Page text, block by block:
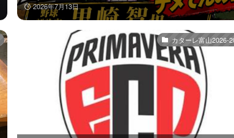
2026年7月13日
カターレ富山2026-